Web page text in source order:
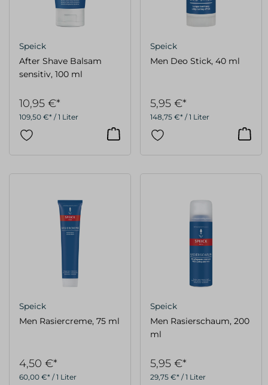
Speick
After Shave Balsam
sensitiv, 100 ml
109,50 €* / 1 Liter
10,95 €*
Speick
Men Deo Stick, 40 ml
148,75 €* / 1 Liter
5,95 €*
Speick
Men Rasiercreme, 75 ml
60,00 €* / 1 Liter
4,50 €*
Speick
Men Rasierschaum, 200
ml
29,75 €* / 1 Liter
5,95 €*